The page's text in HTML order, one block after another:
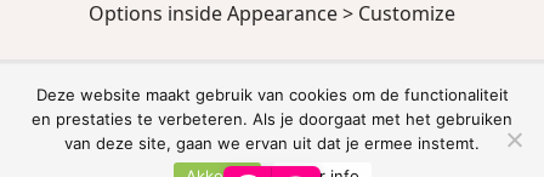
Options inside Appearance > Customize
gebaseerd op 346 reviews.
Deze website maakt gebruik van cookies om de functionaliteit
en prestaties te verbeteren. Als je doorgaat met het gebruiken
van deze site, gaan we ervan uit dat je ermee instemt.